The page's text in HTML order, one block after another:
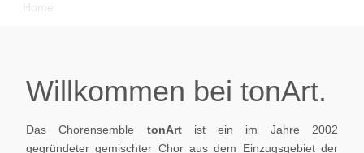
Home
Willkommen bei tonArt.
Das Chorensemble tonArt ist ein im Jahre 2002
gegründeter gemischter Chor aus dem Einzugsgebiet der